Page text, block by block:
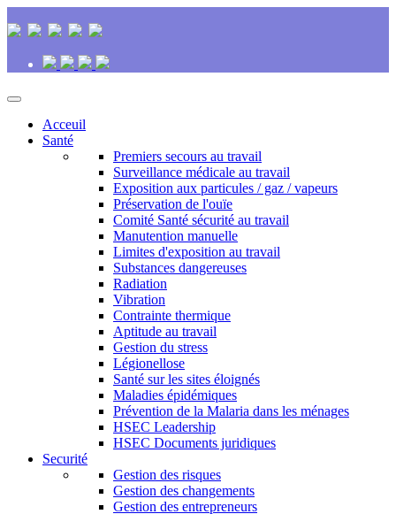
Acceuil
Santé
Premiers secours au travail
Surveillance médicale au travail
Exposition aux particules / gaz / vapeurs
Préservation de l'ouïe
Comité Santé sécurité au travail
Manutention manuelle
Limites d'exposition au travail
Substances dangereuses
Radiation
Vibration
Contrainte thermique
Aptitude au travail
Gestion du stress
Légionellose
Santé sur les sites éloignés
Maladies épidémiques
Prévention de la Malaria dans les ménages
HSEC Leadership
HSEC Documents juridiques
Securité
Gestion des risques
Gestion des changements
Gestion des entrepreneurs